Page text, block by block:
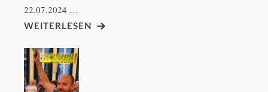
22.07.2024 …
WEITERLESEN